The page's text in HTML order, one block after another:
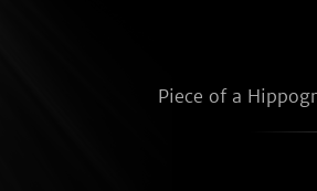
Piece of a